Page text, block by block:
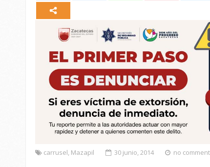
carrusel, Mazapil 30 junio, 2014 no